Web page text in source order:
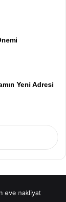
Yeni Adresi
eve nakliyat